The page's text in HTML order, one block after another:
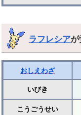
ラフレシアが
おしえわざ
いびき
こうごうせい